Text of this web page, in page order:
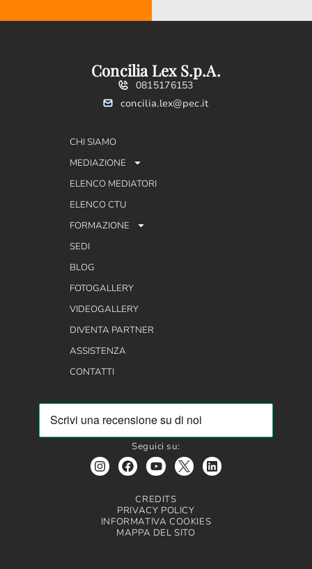
Concilia Lex S.p.A.
0815176153
concilia.lex@pec.it
CHI SIAMO
MEDIAZIONE
ELENCO MEDIATORI
ELENCO CTU
FORMAZIONE
SEDI
BLOG
FOTOGALLERY
VIDEOGALLERY
DIVENTA PARTNER
ASSISTENZA
CONTATTI
Seguici su:
CREDITS
PRIVACY POLICY
INFORMATIVA COOKIES
MAPPA DEL SITO